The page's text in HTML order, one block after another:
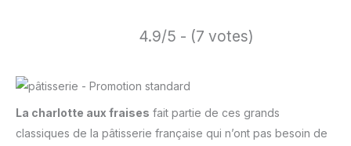
4.9/5 - (7 votes)
La charlotte aux fraises fait partie de ces grands
classiques de la pâtisserie française qui n’ont pas besoin de